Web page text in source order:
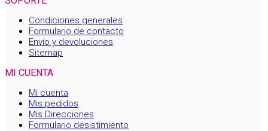
Condiciones generales
Formulario de contacto
Envío y devoluciones
Sitemap
MI CUENTA
Mi cuenta
Mis pedidos
Mis Direcciones
Formulario desistimiento